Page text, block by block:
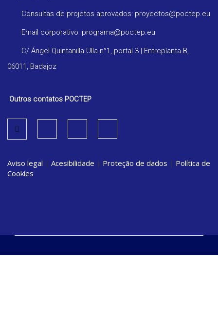
Consultas de projetos aprovados: proyectos@poctep.eu
Email corporativo: programa@poctep.eu
C/ Ángel Quintanilla Ulla n°1, portal 3 | Entreplanta B,
06011, Badajoz
Outros contatos POCTEP
Aviso legal | Acesibilidade | Proteção de dados | Política de
Cookies